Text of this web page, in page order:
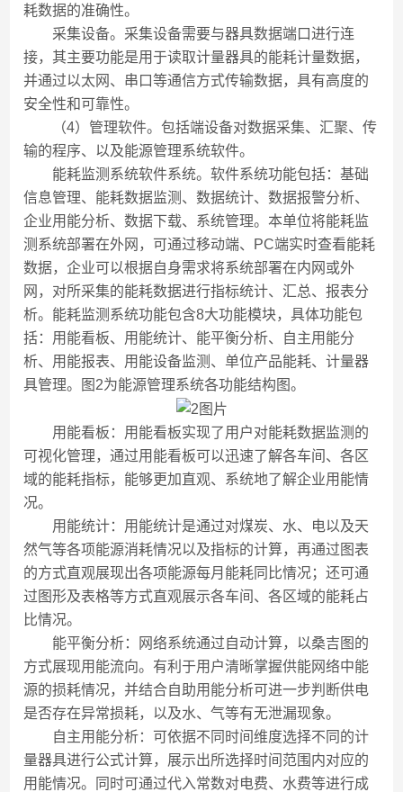
耗数据的准确性。
采集设备。采集设备需要与器具数据端口进行连
接，其主要功能是用于读取计量器具的能耗计量数据，
并通过以太网、串口等通信方式传输数据，具有高度的
安全性和可靠性。
（4）管理软件。包括端设备对数据采集、汇聚、传
输的程序、以及能源管理系统软件。
能耗监测系统软件系统。软件系统功能包括：基础
信息管理、能耗数据监测、数据统计、数据报警分析、
企业用能分析、数据下载、系统管理。本单位将能耗监
测系统部署在外网，可通过移动端、PC端实时查看能耗
数据，企业可以根据自身需求将系统部署在内网或外
网，对所采集的能耗数据进行指标统计、汇总、报表分
析。能耗监测系统功能包含8大功能模块，具体功能包
括：用能看板、用能统计、能平衡分析、自主用能分
析、用能报表、用能设备监测、单位产品能耗、计量器
具管理。图2为能源管理系统各功能结构图。
用能看板：用能看板实现了用户对能耗数据监测的
可视化管理，通过用能看板可以迅速了解各车间、各区
域的能耗指标，能够更加直观、系统地了解企业用能情
况。
用能统计：用能统计是通过对煤炭、水、电以及天
然气等各项能源消耗情况以及指标的计算，再通过图表
的方式直观展现出各项能源每月能耗同比情况；还可通
过图形及表格等方式直观展示各车间、各区域的能耗占
比情况。
能平衡分析：网络系统通过自动计算，以桑吉图的
方式展现用能流向。有利于用户清晰掌握供能网络中能
源的损耗情况，并结合自助用能分析可进一步判断供电
是否存在异常损耗，以及水、气等有无泄漏现象。
自主用能分析：可依据不同时间维度选择不同的计
量器具进行公式计算，展示出所选择时间范围内对应的
用能情况。同时可通过代入常数对电费、水费等进行成